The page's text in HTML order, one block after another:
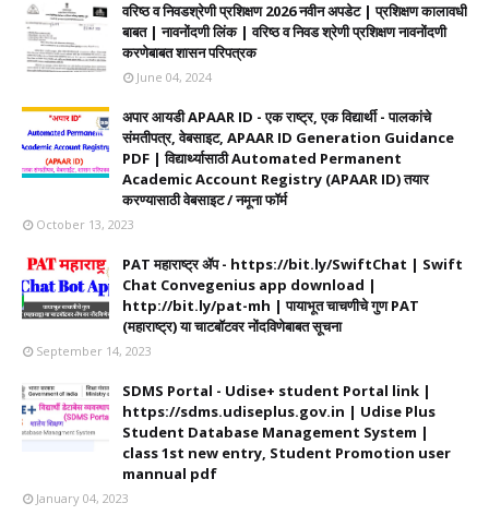
वरिष्ठ व निवडश्रेणी प्रशिक्षण 2026 नवीन अपडेट | प्रशिक्षण कालावधी‌
बाबत | नावनोंदणी लिंक | वरिष्ठ व निवड श्रेणी प्रशिक्षण नावनोंदणी
करणेबाबत शासन परिपत्रक
June 04, 2024
अपार आयडी APAAR ID - एक राष्ट्र, एक विद्यार्थी - पालकांचे
संमतीपत्र, वेबसाइट, APAAR ID Generation Guidance
PDF | विद्यार्थ्यासाठी Automated Permanent
Academic Account Registry (APAAR ID) तयार
करण्यासाठी वेबसाइट / नमूना फॉर्म
October 13, 2023
PAT महाराष्ट्र ॲप - https://bit.ly/SwiftChat | Swift
Chat Convegenius app download |
http://bit.ly/pat-mh | पायाभूत चाचणीचे गुण PAT
(महाराष्ट्र) या चाटबॉटवर नोंदविणेबाबत सूचना
September 14, 2023
SDMS Portal - Udise+ student Portal link |
https://sdms.udiseplus.gov.in | Udise Plus
Student Database Management System |
class 1st new entry, Student Promotion user
mannual pdf
January 04, 2023